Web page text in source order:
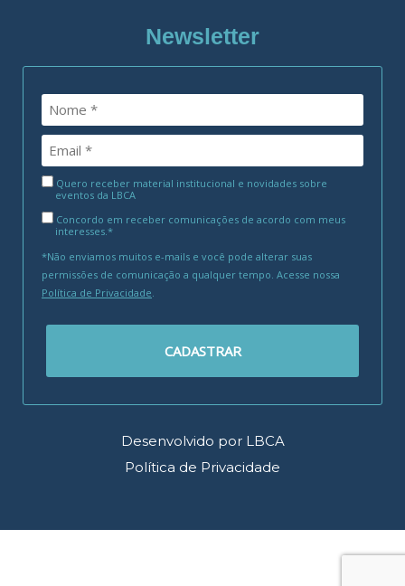
Newsletter
Quero receber material institucional e novidades sobre
eventos da LBCA
Concordo em receber comunicações de acordo com meus
interesses.*
*Não enviamos muitos e-mails e você pode alterar suas
permissões de comunicação a qualquer tempo. Acesse nossa
Política de Privacidade.
CADASTRAR
Desenvolvido por LBCA
Política de Privacidade